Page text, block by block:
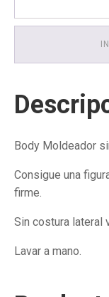
Body Moldeador
Consigue una
firme.
Sin costura lateral
Lavar a mano.